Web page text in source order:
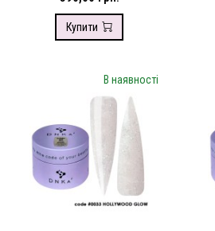
Купити
В наявності